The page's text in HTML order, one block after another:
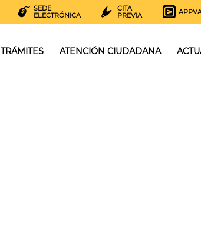
SEDE
ELECTRÓNICA
CITA
PREVIA
TRÁMITES ATENCIÓN CIUDADANA